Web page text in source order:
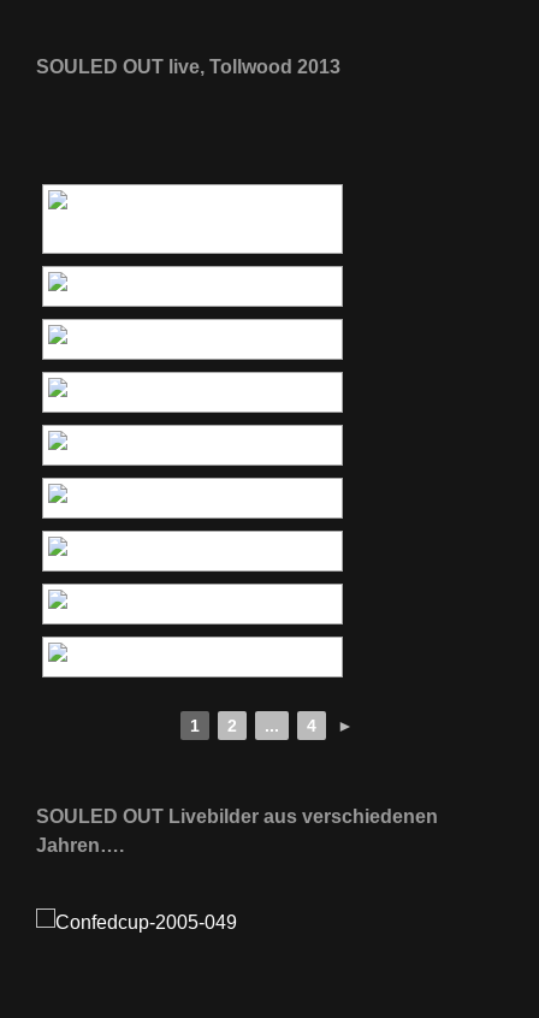
SOULED OUT live, Tollwood 2013
1 2 ... 4 ►
SOULED OUT Livebilder aus verschiedenen
Jahren….